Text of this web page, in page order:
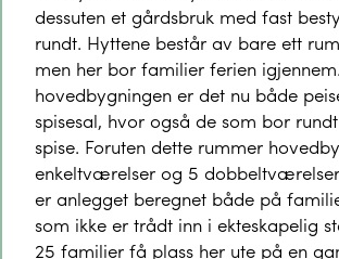
dessuten et gårdsbruk med fast
rundt. Hyttene består av bare ett
men her bor familier ferien
hovedbygningen er det nu både
spisesal, hvor også de som bor
spise. Foruten dette rummer
enkeltværelser og 5
er anlegget beregnet både på
som ikke er trådt inn i ekteskapelig
25 familier få plass her ute på en